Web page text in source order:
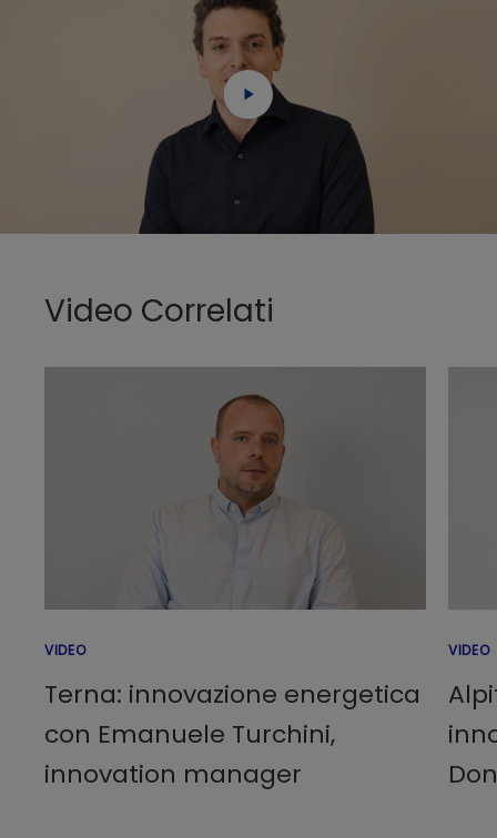
Video Correlati
VIDEO
Terna: innovazione energetica
con Emanuele Turchini,
innovation manager
VIDEO